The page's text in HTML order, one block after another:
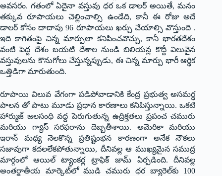
అవసరం. గతంలో ఏదైనా వస్తువు ధర ఒక డాలర్ అయితే, మనం
తక్కువ రూపాయలు చెల్లించాల్సి ఉండేది, కానీ ఈ రోజు అదే
డాలర్ కోసం దాదాపు 96 రూపాయలు ఖర్చు చేయాల్సి వొస్తుంది .
ఇది కాగితంపై చిన్న మార్పులా కనిపించవొచ్చు, కానీ భారతదేశం
వంటి పెద్ద దేశం బయటి దేశాల నుండి బిలియన్ల కొద్దీ విలువైన
వస్తువులను కొనుగోలు చేస్తున్నప్పుడు, ఈ చిన్న మార్పు భారీ ఆర్థిక
ఒత్తిడిగా మారుతుంది.
రూపాయి విలువ వేగంగా పడిపోవాడానికి కేంద్ర ప్రభుత్వ అసమర్ధ
పాలన తో పాటు మూడు ప్రధాన కారణాలు కనిపిస్తున్నాయి. ఒకటి
హార్ముజ్ జలసంధి వద్ద పెరుగుతున్న ఉద్రిక్తతలు ప్రపంచ చమురు
మరియు గ్యాస్ సరఫరాను దెబ్బతీశాయి. అమెరికా మరియు
ఇరాన్ మధ్య నెలకొన్న ప్రతిష్టంభన కారణంగా అనేక నౌకలు
సజావుగా కదలలేకపోతున్నాయి, దీనివల్ల ఆ ముఖ్యమైన సముద్ర
మార్గంలో ఆయిల్ ట్యాంకర్ల ట్రాఫిక్ జామ్ ఏర్పడింది. దీనివల్ల
అంతర్జాతీయ మార్కెట్‌లో ముడి చమురు ధర బ్యారెల్‌కు 100